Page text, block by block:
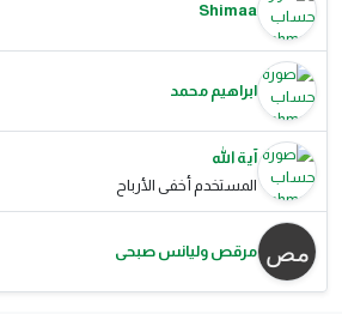
Shimaa
ابراهيم محمد
آية الله
المستخدم أخفى الأرباح
مرقص وليانس صبحى